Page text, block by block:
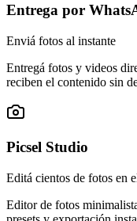
Entrega por
Enviá fotos al instante
Entregá fotos y videos
reciben el contenido sin
Picsel Studio
Editá cientos de fotos en
Editor de fotos